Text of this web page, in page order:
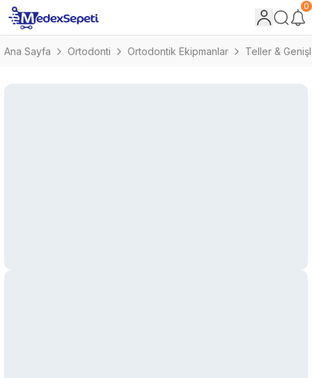
0
Ana Sayfa Ortodonti Ortodontik Ekipmanlar Teller &